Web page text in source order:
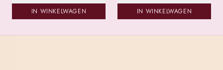
IN WINKELWAGEN IN WINKELWAGEN